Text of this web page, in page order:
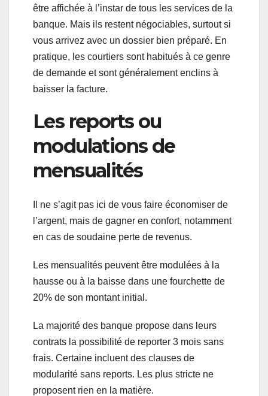
être affichée à l’instar de tous les services de la
banque. Mais ils restent négociables, surtout si
vous arrivez avec un dossier bien préparé. En
pratique, les courtiers sont habitués à ce genre
de demande et sont généralement enclins à
baisser la facture.
Les reports ou
modulations de
mensualités
Il ne s’agit pas ici de vous faire économiser de
l’argent, mais de gagner en confort, notamment
en cas de soudaine perte de revenus.
Les mensualités peuvent être modulées à la
hausse ou à la baisse dans une fourchette de
20% de son montant initial.
La majorité des banque propose dans leurs
contrats la possibilité de reporter 3 mois sans
frais. Certaine incluent des clauses de
modularité sans reports. Les plus stricte ne
proposent rien en la matière.